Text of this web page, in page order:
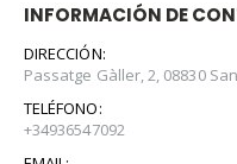
INFORMACIÓN DE
DIRECCIÓN:
Passatge Gàller, 2, 08830
TELÉFONO:
+34936547092